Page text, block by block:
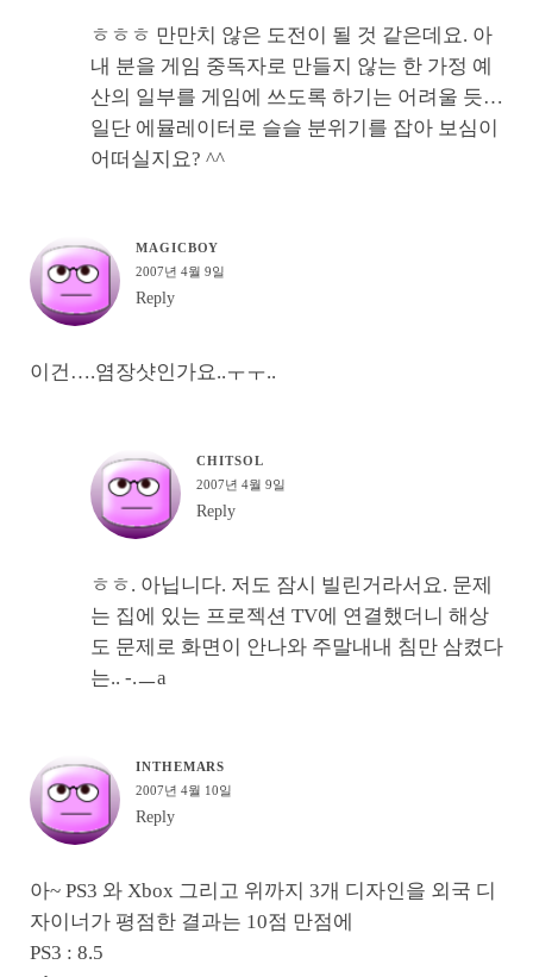
ㅎㅎㅎ 만만치 않은 도전이 될 것 같은데요. 아
내 분을 게임 중독자로 만들지 않는 한 가정 예
산의 일부를 게임에 쓰도록 하기는 어려울 듯…
일단 에뮬레이터로 슬슬 분위기를 잡아 보심이
어떠실지요? ^^
MAGICBOY
2007년 4월 9일
Reply
이건….염장샷인가요..ㅜㅜ..
CHITSOL
2007년 4월 9일
Reply
ㅎㅎ. 아닙니다. 저도 잠시 빌린거라서요. 문제
는 집에 있는 프로젝션 TV에 연결했더니 해상
도 문제로 화면이 안나와 주말내내 침만 삼켰다
는.. -.ㅡa
INTHEMARS
2007년 4월 10일
Reply
아~ PS3 와 Xbox 그리고 위까지 3개 디자인을 외국 디
자이너가 평점한 결과는 10점 만점에
PS3 : 8.5